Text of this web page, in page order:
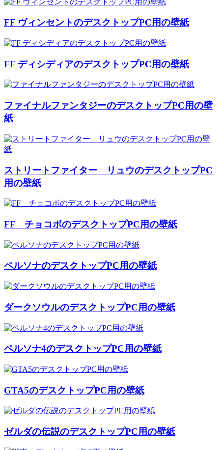
FF ヴィンセントのデスクトップPC用の壁紙
FF ディシディアのデスクトップPC用の壁紙
ファイナルファンタジーのデスクトップPC用の壁
紙
ストリートファイター リュウのデスクトップPC
用の壁紙
FF チョコボのデスクトップPC用の壁紙
ペルソナのデスクトップPC用の壁紙
ダークソウルのデスクトップPC用の壁紙
ペルソナ4のデスクトップPC用の壁紙
GTA5のデスクトップPC用の壁紙
ゼルダの伝説のデスクトップPC用の壁紙